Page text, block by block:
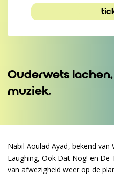
Ouderwets
muziek.
Nabil Aoulad Ayad, bekend
Laughing, Ook Dat Nog! en De
van afwezigheid weer op de